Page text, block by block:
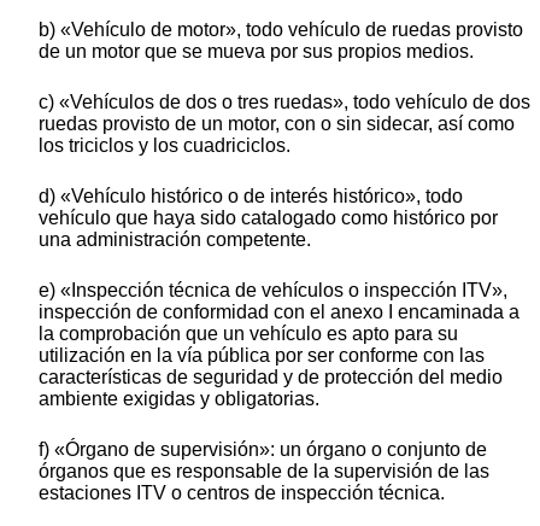
b) «Vehículo de motor», todo vehículo de ruedas provisto
de un motor que se mueva por sus propios medios.
c) «Vehículos de dos o tres ruedas», todo vehículo de dos
ruedas provisto de un motor, con o sin sidecar, así como
los triciclos y los cuadriciclos.
d) «Vehículo histórico o de interés histórico», todo
vehículo que haya sido catalogado como histórico por
una administración competente.
e) «Inspección técnica de vehículos o inspección ITV»,
inspección de conformidad con el anexo I encaminada a
la comprobación que un vehículo es apto para su
utilización en la vía pública por ser conforme con las
características de seguridad y de protección del medio
ambiente exigidas y obligatorias.
f) «Órgano de supervisión»: un órgano o conjunto de
órganos que es responsable de la supervisión de las
estaciones ITV o centros de inspección técnica.